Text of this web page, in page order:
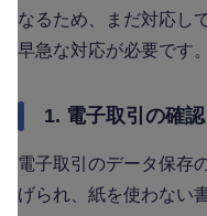
なるため、まだ対応し
早急な対応が必要です。
1. 電子取引の確認
電子取引のデータ保存
げられ、紙を使わない